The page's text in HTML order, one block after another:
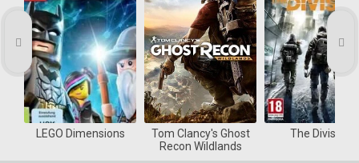
LEGO Dimensions
Tom Clancy's Ghost
Recon Wildlands
The Division